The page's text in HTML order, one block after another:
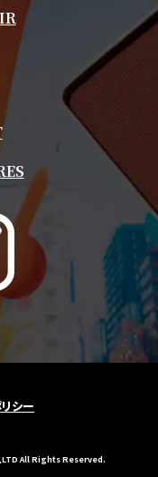
シー
All Rights Reserved.